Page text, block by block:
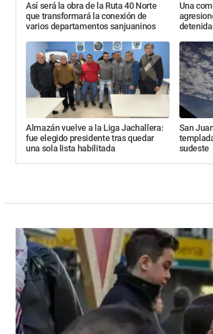
Así será la obra de la Ruta 40 Norte
que transformará la conexión de
varios departamentos sanjuaninos
Una
Almazán vuelve a la Liga Jachallera:
fue elegido presidente tras quedar
una sola lista habilitada
San
sudeste